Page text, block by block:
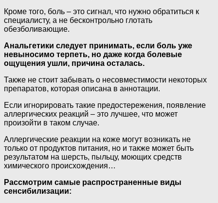
Кроме того, боль – это сигнал, что нужно обратиться к
специалисту, а не бесконтрольно глотать
обезболивающие.
Анальгетики следует принимать, если боль уже
невыносимо терпеть, но даже когда болевые
ощущения ушли, причина осталась.
Также не стоит забывать о несовместимости некоторых
препаратов, которая описана в аннотации.
Если игнорировать такие предостережения, появление
аллергических реакций – это лучшее, что может
произойти в таком случае.
Аллергические реакции на коже могут возникать не
только от продуктов питания, но и также может быть
результатом на шерсть, пыльцу, моющих средств
химического происхождения…
Рассмотрим самые распространенные виды
сенсибилизации: